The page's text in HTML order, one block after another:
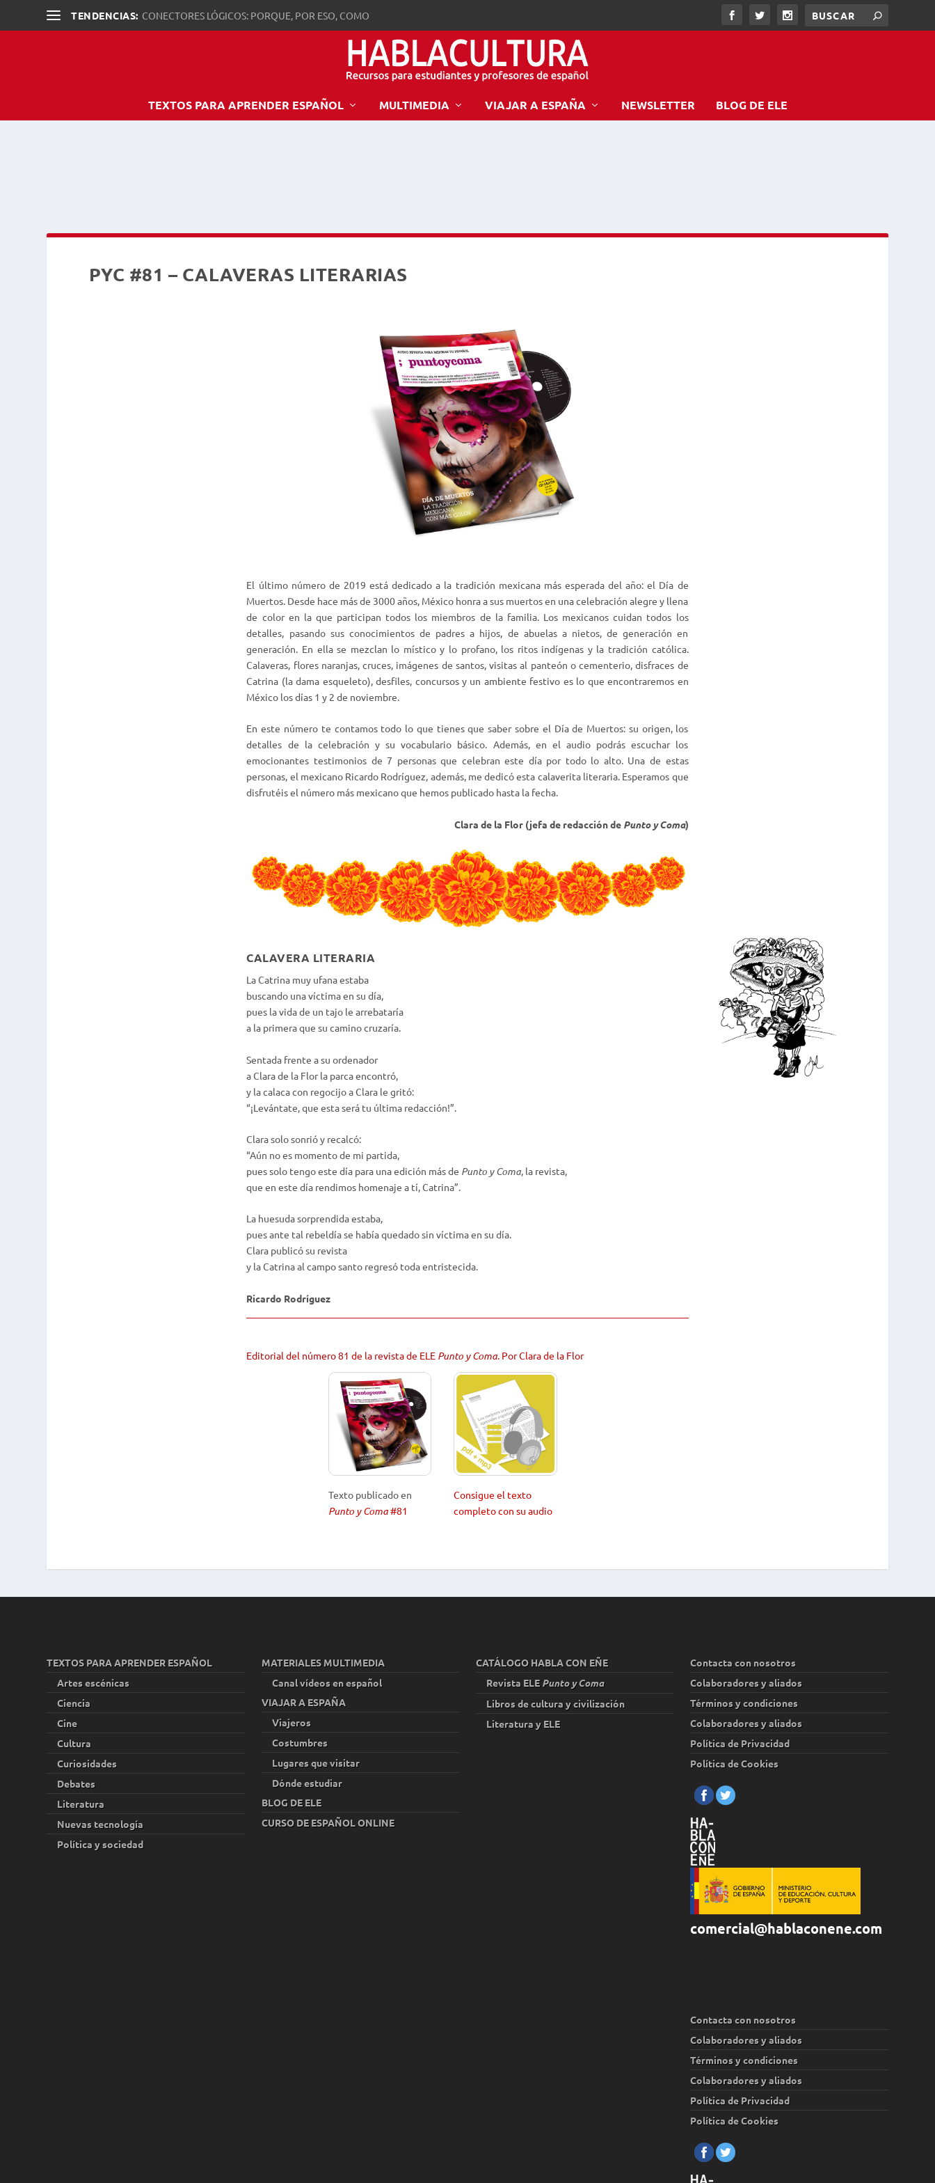
TENDENCIAS: CONECTORES LÓGICOS: PORQUE, POR ESO, COMO
TEXTOS PARA APRENDER ESPAÑOL MULTIMEDIA VIAJAR A ESPAÑA NEWSLETTER BLOG DE ELE
PYC #81 – CALAVERAS LITERARIAS
El último número de 2019 está dedicado a la tradición mexicana más esperada del año: el Día de
Muertos. Desde hace más de 3000 años, México honra a sus muertos en una celebración alegre y llena
de color en la que participan todos los miembros de la familia. Los mexicanos cuidan todos los
detalles, pasando sus conocimientos de padres a hijos, de abuelas a nietos, de generación en
generación. En ella se mezclan lo místico y lo profano, los ritos indígenas y la tradición católica.
Calaveras, flores naranjas, cruces, imágenes de santos, visitas al panteón o cementerio, disfraces de
Catrina (la dama esqueleto), desfiles, concursos y un ambiente festivo es lo que encontraremos en
México los días 1 y 2 de noviembre.
En este número te contamos todo lo que tienes que saber sobre el Día de Muertos: su origen, los
detalles de la celebración y su vocabulario básico. Además, en el audio podrás escuchar los
emocionantes testimonios de 7 personas que celebran este día por todo lo alto. Una de estas
personas, el mexicano Ricardo Rodríguez, además, me dedicó esta calaverita literaria. Esperamos que
disfrutéis el número más mexicano que hemos publicado hasta la fecha.
Clara de la Flor (jefa de redacción de Punto y Coma)
CALAVERA LITERARIA
La Catrina muy ufana estaba
buscando una víctima en su día,
pues la vida de un tajo le arrebataría
a la primera que su camino cruzaría.
Sentada frente a su ordenador
a Clara de la Flor la parca encontró,
y la calaca con regocijo a Clara le gritó:
“¡Levántate, que esta será tu última redacción!”.
Clara solo sonrió y recalcó:
“Aún no es momento de mi partida,
pues solo tengo este día para una edición más de Punto y Coma, la revista,
que en este día rendimos homenaje a tí, Catrina”.
La huesuda sorprendida estaba,
pues ante tal rebeldía se había quedado sin víctima en su día.
Clara publicó su revista
y la Catrina al campo santo regresó toda entristecida.
Ricardo Rodríguez
Editorial del número 81 de la revista de ELE Punto y Coma. Por Clara de la Flor
Texto publicado en
Punto y Coma#81
Consigue el texto
completo con su audio
TEXTOS PARA APRENDER ESPAÑOL
Artes escénicas
Ciencia
Cine
Cultura
Curiosidades
Debates
Literatura
Nuevas tecnología
Política y sociedad
MATERIALES MULTIMEDIA
Canal vídeos en español
VIAJAR A ESPAÑA
Viajeros
Costumbres
Lugares que visitar
Dónde estudiar
BLOG DE ELE
CURSO DE ESPAÑOL ONLINE
CATÁLOGO HABLA CON EÑE
Revista ELEPunto y Coma
Libros de cultura y civilización
Literatura y ELE
Contacta con nosotros
Colaboradores y aliados
Términos y condiciones
Colaboradores y aliados
Política de Privacidad
Política de Cookies
comercial@hablaconene.com
Contacta con nosotros
Colaboradores y aliados
Términos y condiciones
Colaboradores y aliados
Política de Privacidad
Política de Cookies